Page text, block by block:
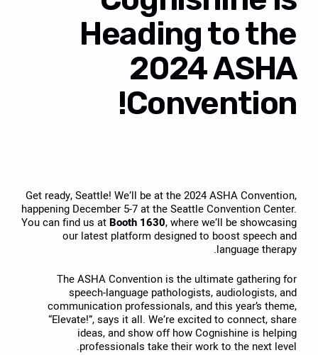
Heading to the
2024 ASHA
Convention!
Get ready, Seattle! We’ll be at the 2024 ASHA Convention,
happening December 5-7 at the Seattle Convention Center.
You can find us atBooth 1630, where we’ll be showcasing
our latest platform designed to boost speech and
language therapy.
The ASHA Convention is the ultimate gathering for
speech-language pathologists, audiologists, and
communication professionals, and this year’s theme,
“Elevate!”, says it all. We’re excited to connect, share
ideas, and show off how Cognishine is helping
professionals take their work to the next level.